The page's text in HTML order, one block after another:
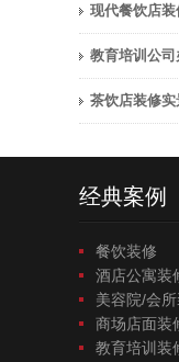
现代餐饮店装
教育培训公
茶饮店装修实
经典案例
餐饮装修
酒店公寓装
美容院/会
商场店面装
教育培训装